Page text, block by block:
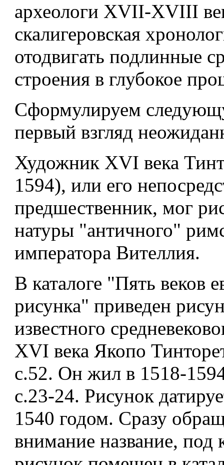
археологи XVII-XVIII
скалигеровская
отодвигать подлинные
строения в глубокое
Сформулируем
первый взгляд
Художник XVI века
1594), или его
предшественник, мог
натуры "античного"
императора Вителлия.
В каталоге "Пять веков
рисунка" приведен
известного
XVI века Якопо
с.52. Он жил в 1518-
с.23-24. Рисунок
1540 годом. Сразу
внимание название, под